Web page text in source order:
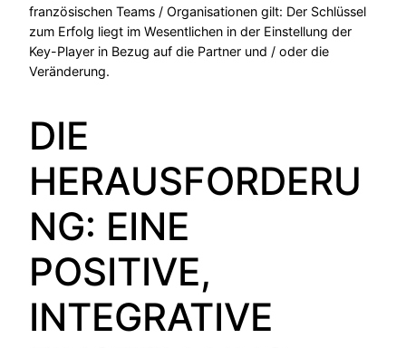
französischen Teams / Organisationen gilt: Der Schlüssel
zum Erfolg liegt im Wesentlichen in der Einstellung der
Key-Player in Bezug auf die Partner und / oder die
Veränderung.
DIE
HERAUSFORDERU
NG: EINE
POSITIVE,
INTEGRATIVE